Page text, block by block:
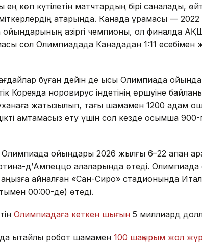
көп күтілетін матчтардың бірі саналады,
қатарында. Канада құрамасы —
қазіргі чемпионы, ол финалда
сол Олимпиадада Канададан 1:11 есебімен
бұған дейін де қысқы Олимпиада
норовирус індетінің өршуіне
жатқызылып, тағы шамамен 1200 адам
қамтамасыз ету үшін сол кезде қосымша
Олимпиада ойындары 2026 жылғы 6–22 ақпан
д’Ампеццо қалаларында өтеді.
айналған «Сан-Сиро» стадионында
00:00-де) өтеді.
Олимпиадаға кеткен шығын 5 миллиард
қытайлық робот шамамен 100 шақырым жол